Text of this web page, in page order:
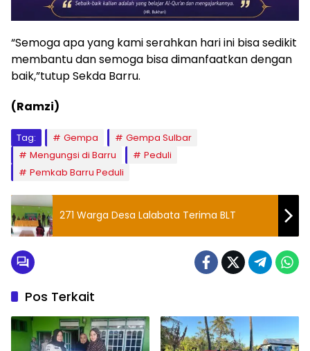
“Semoga apa yang kami serahkan hari ini bisa sedikit
membantu dan semoga bisa dimanfaatkan dengan
baik,”tutup Sekda Barru.
(Ramzi)
Tag: Gempa
Gempa Sulbar
Mengungsi di Barru
Peduli
Pemkab Barru Peduli
271 Warga Desa Lalabata Terima BLT
Pos Terkait